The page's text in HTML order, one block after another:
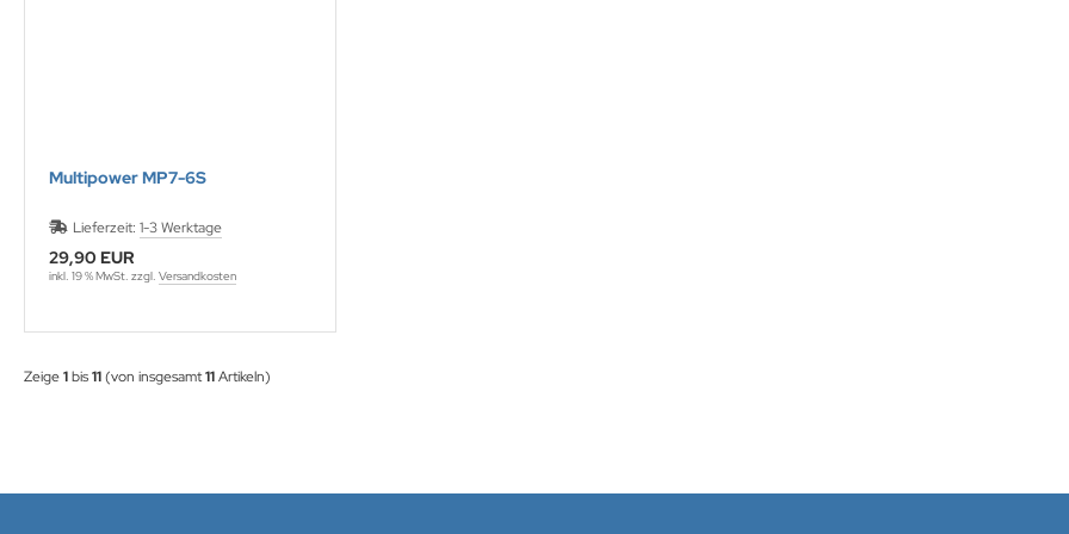
Multipower MP7-6S
Lieferzeit: 1-3 Werktage
29,90 EUR
inkl. 19 % MwSt. zzgl. Versandkosten
Zeige1bis11(von insgesamt11Artikeln)